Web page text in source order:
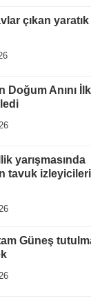
çıkan
Doğum Anını
yarışmasında
tavuk
Güneş